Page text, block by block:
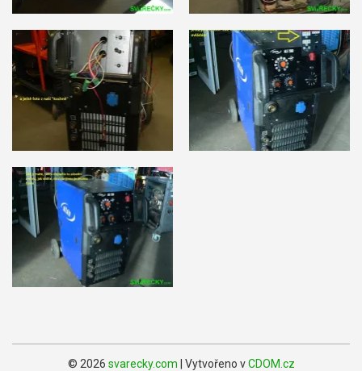
© 2026 svarecky.com | Vytvořeno vCDOM.cz